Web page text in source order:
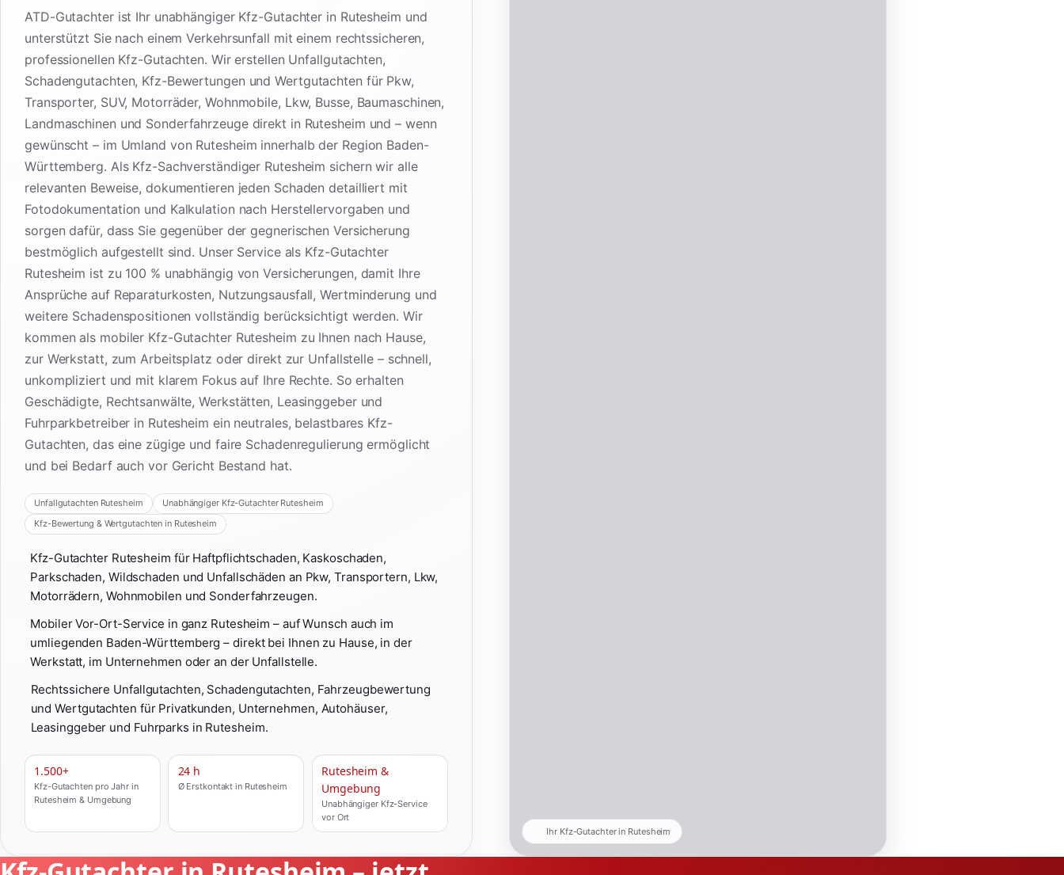
ATD-Gutachter ist Ihr unabhängiger Kfz-Gutachter in Rutesheim und
unterstützt Sie nach einem Verkehrsunfall mit einem rechtssicheren,
professionellen Kfz-Gutachten. Wir erstellen Unfallgutachten,
Schadengutachten, Kfz-Bewertungen und Wertgutachten für Pkw,
Transporter, SUV, Motorräder, Wohnmobile, Lkw, Busse, Baumaschinen,
Landmaschinen und Sonderfahrzeuge direkt in Rutesheim und – wenn
gewünscht – im Umland von Rutesheim innerhalb der Region Baden-
Württemberg. Als Kfz-Sachverständiger Rutesheim sichern wir alle
relevanten Beweise, dokumentieren jeden Schaden detailliert mit
Fotodokumentation und Kalkulation nach Herstellervorgaben und
sorgen dafür, dass Sie gegenüber der gegnerischen Versicherung
bestmöglich aufgestellt sind. Unser Service als Kfz-Gutachter
Rutesheim ist zu 100 % unabhängig von Versicherungen, damit Ihre
Ansprüche auf Reparaturkosten, Nutzungsausfall, Wertminderung und
weitere Schadenspositionen vollständig berücksichtigt werden. Wir
kommen als mobiler Kfz-Gutachter Rutesheim zu Ihnen nach Hause,
zur Werkstatt, zum Arbeitsplatz oder direkt zur Unfallstelle – schnell,
unkompliziert und mit klarem Fokus auf Ihre Rechte. So erhalten
Geschädigte, Rechtsanwälte, Werkstätten, Leasinggeber und
Fuhrparkbetreiber in Rutesheim ein neutrales, belastbares Kfz-
Gutachten, das eine zügige und faire Schadenregulierung ermöglicht
und bei Bedarf auch vor Gericht Bestand hat.
Unfallgutachten Rutesheim
Unabhängiger Kfz-Gutachter Rutesheim
Kfz-Bewertung & Wertgutachten in Rutesheim
Kfz-Gutachter Rutesheim für Haftpflichtschaden, Kaskoschaden,
Parkschaden, Wildschaden und Unfallschäden an Pkw, Transportern, Lkw,
Motorrädern, Wohnmobilen und Sonderfahrzeugen.
Mobiler Vor-Ort-Service in ganz Rutesheim – auf Wunsch auch im
umliegenden Baden-Württemberg – direkt bei Ihnen zu Hause, in der
Werkstatt, im Unternehmen oder an der Unfallstelle.
Rechtssichere Unfallgutachten, Schadengutachten, Fahrzeugbewertung
und Wertgutachten für Privatkunden, Unternehmen, Autohäuser,
Leasinggeber und Fuhrparks in Rutesheim.
1.500+
Kfz-Gutachten pro Jahr in
Rutesheim & Umgebung
24 h
Ø Erstkontakt in Rutesheim
Rutesheim &
Umgebung
Unabhängiger Kfz-Service
vor Ort
Ihr Kfz-Gutachter in Rutesheim